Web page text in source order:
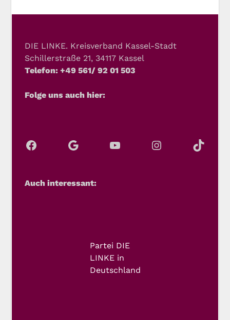
DIE LINKE. Kreisverband Kassel-Stadt
Schillerstraße 21, 34117 Kassel
Telefon: +49 561/ 92 01 503
Folge uns auch hier:
Auch interessant:
Partei DIE
LINKE in
Deutschland